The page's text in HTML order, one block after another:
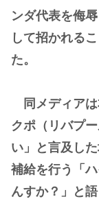
ンダ代表を侮
して招かれる
た。
同メディアは
クポ（リバプ
い」と言及し
補給を行う「
んすか？」と